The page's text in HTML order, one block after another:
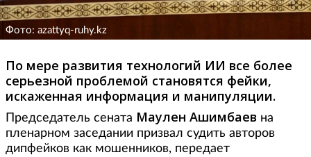
Фото: azattyq-ruhy.kz
По мере развития технологий ИИ все более
серьезной проблемой становятся фейки,
искаженная информация и манипуляции.
Председатель сената Маулен Ашимбаев на
пленарном заседании призвал судить авторов
дипфейков как мошенников, передает